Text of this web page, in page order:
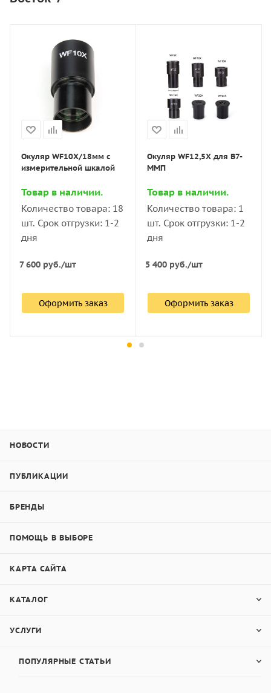
Окуляр WF10X/18мм с
измерительной шкалой
Товар в наличии.
Количество товара: 18
шт. Срок отгрузки: 1-2
дня
7 600 руб./шт
Оформить заказ
Окуляр WF12,5X для В7-
ММП
Товар в наличии.
Количество товара: 1
шт. Срок отгрузки: 1-2
дня
5 400 руб./шт
Оформить заказ
НОВОСТИ
ПУБЛИКАЦИИ
БРЕНДЫ
ПОМОЩЬ В ВЫБОРЕ
КАРТА САЙТА
КАТАЛОГ
УСЛУГИ
ПОПУЛЯРНЫЕ СТАТЬИ